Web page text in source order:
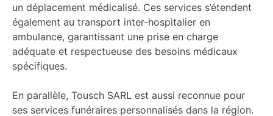
un déplacement médicalisé. Ces services s’étendent
également au transport inter-hospitalier en
ambulance, garantissant une prise en charge
adéquate et respectueuse des besoins médicaux
spécifiques.
En parallèle, Tousch SARL est aussi reconnue pour
ses services funéraires personnalisés dans la région.